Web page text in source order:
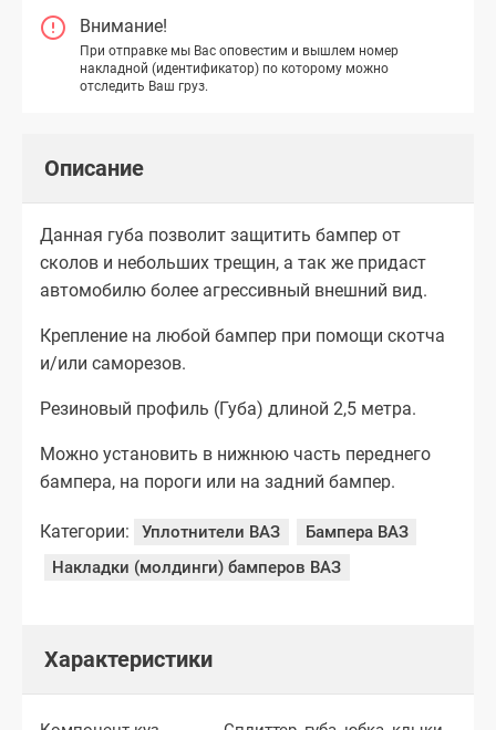
Внимание!
При отправке мы Вас оповестим и вышлем номер
накладной (идентификатор) по которому можно
отследить Ваш груз.
Описание
Данная губа позволит защитить бампер от
сколов и небольших трещин, а так же придаст
автомобилю более агрессивный внешний вид.
Крепление на любой бампер при помощи скотча
и/или саморезов.
Резиновый профиль (Губа) длиной 2,5 метра.
Можно установить в нижнюю часть переднего
бампера, на пороги или на задний бампер.
Категории: Уплотнители ВАЗ
Бампера ВАЗ
Накладки (молдинги) бамперов ВАЗ
Характеристики